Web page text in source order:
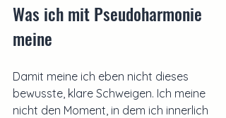
Was ich mit Pseudoharmonie
meine
Damit meine ich eben nicht dieses
bewusste, klare Schweigen. Ich meine
nicht den Moment, in dem ich innerlich